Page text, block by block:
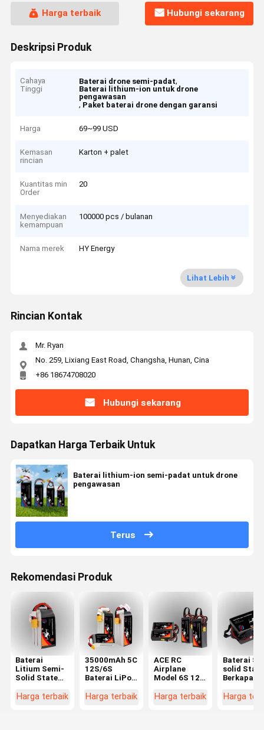
Harga terbaik Hubungi sekarang
Deskripsi Produk
Cahaya
Tinggi
Baterai drone semi-padat,
Baterai lithium-ion untuk drone
pengawasan
, Paket baterai drone dengan garansi
Harga 69~99 USD
Kemasan
rincian
Karton + palet
Kuantitas min
Order
20
Menyediakan
kemampuan
100000 pcs / bulanan
Nama merek HY Energy
Lihat Lebih
Rincian Kontak
Mr. Ryan
No. 259, Lixiang East Road, Changsha, Hunan, Cina
+86 18674708020
Hubungi sekarang
Dapatkan Harga Terbaik Untuk
Baterai lithium-ion semi-padat untuk drone
pengawasan
Terus
Rekomendasi Produk
Baterai
Litium Semi-
Solid State
Energi Tinggi
Harga terbaik
35000mAh 5C
12S/6S
Baterai LiPo
Tinggi untuk
Harga terbaik
ACE RC
Airplane
Model 6S 12S
LiPo XT60
Harga terbaik
Baterai
solid State
Baterai
Harga